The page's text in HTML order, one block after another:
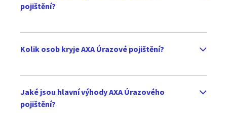
pojištění?
Kolik osob kryje AXA Úrazové pojištění?
Jaké jsou hlavní výhody AXA Úrazového
pojištění?